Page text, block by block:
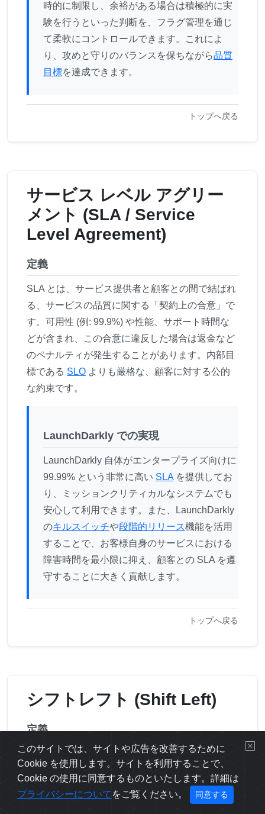
時的に制限し、余裕がある場合は積極的に実
験を行うといった判断を、フラグ管理を通じ
て柔軟にコントロールできます。これによ
り、攻めと守りのバランスを保ちながら品質
目標を達成できます。
トップへ戻る
サービス レベル アグリー
メント (SLA / Service
Level Agreement)
定義
SLA とは、サービス提供者と顧客との間で結ばれ
る、サービスの品質に関する「契約上の合意」で
す。可用性 (例: 99.9%) や性能、サポート時間な
どが含まれ、この合意に違反した場合は返金など
のペナルティが発生することがあります。内部目
標である SLO よりも厳格な、顧客に対する公的
な約束です。
LaunchDarkly での実現
LaunchDarkly 自体がエンタープライズ向けに
99.99% という非常に高い SLAを提供してお
り、ミッションクリティカルなシステムでも
安心して利用できます。また、LaunchDarkly
のキルスイッチや段階的リリース機能を活用
することで、お客様自身のサービスにおける
障害時間を最小限に抑え、顧客との SLA を遵
守することに大きく貢献します。
トップへ戻る
シフトレフト (Shift Left)
定義
シフトレフトとは、従来開発プロセスの後半 (右
側) で行っていたテストやセキュリティチェック
を、より早い段階 (左側＝設計や実装段階) に前倒
しして行うアプローチです。バグを早期に発見す
このサイトでは、サイトや広告を改善するために
Cookie を使用します。サイトを利用することで、
Cookie の使用に同意するものといたします。詳細は
プライバシーについて をご覧ください。 同意する